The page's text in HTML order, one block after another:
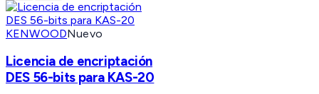
KENWOODNuevo
Licencia de encriptación
DES 56-bits para KAS-20